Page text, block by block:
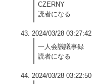
CZERNY
読者になる
2024/03/28 03:27:42
一人会議議事録
読者になる
2024/03/28 03:22:50